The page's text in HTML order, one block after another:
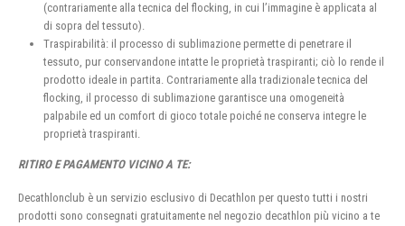
(contrariamente alla tecnica del flocking, in cui l’immagine è applicata al
di sopra del tessuto).
Traspirabilità: il processo di sublimazione permette di penetrare il
tessuto, pur conservandone intatte le proprietà traspiranti; ciò lo rende il
prodotto ideale in partita. Contrariamente alla tradizionale tecnica del
flocking, il processo di sublimazione garantisce una omogeneità
palpabile ed un comfort di gioco totale poiché ne conserva integre le
proprietà traspiranti.
RITIRO E PAGAMENTO VICINO A TE:
Decathlonclub è un servizio esclusivo di Decathlon per questo tutti i nostri
prodotti sono consegnati gratuitamente nel negozio decathlon più vicino a te